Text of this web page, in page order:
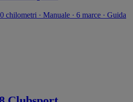
chilometri · Manuale · 6 marce · Guida